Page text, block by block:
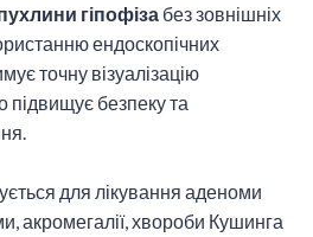
гіпофіза без зовнішніх
ендоскопічних
точну візуалізацію
підвищує безпеку та
для лікування аденоми
акромегалії, хвороби Кушинга